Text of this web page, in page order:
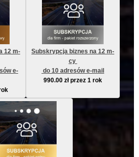
12 m-
Subskrypcja biznes na 12 m-
cy
do 10 adresów e-mail
990.00zł przez 1 rok